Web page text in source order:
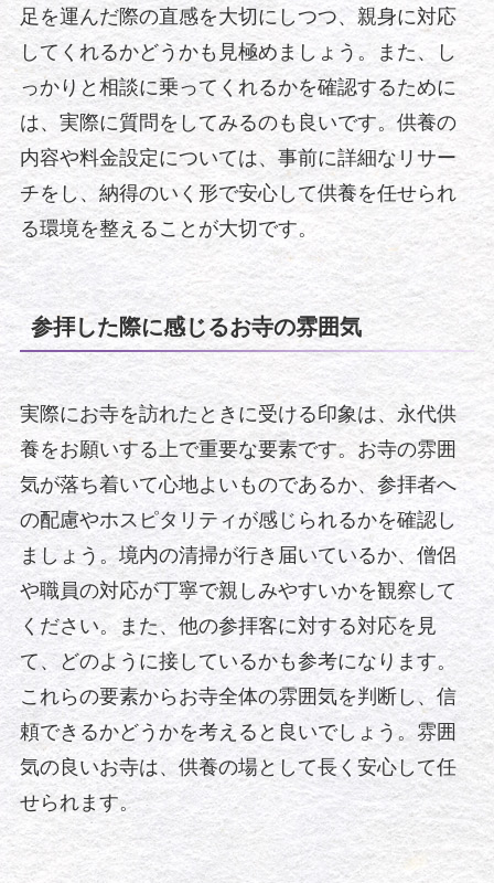
足を運んだ際の直感を大切にしつつ、親身に対応
してくれるかどうかも見極めましょう。また、し
っかりと相談に乗ってくれるかを確認するために
は、実際に質問をしてみるのも良いです。供養の
内容や料金設定については、事前に詳細なリサー
チをし、納得のいく形で安心して供養を任せられ
る環境を整えることが大切です。
参拝した際に感じるお寺の雰囲気
実際にお寺を訪れたときに受ける印象は、永代供
養をお願いする上で重要な要素です。お寺の雰囲
気が落ち着いて心地よいものであるか、参拝者へ
の配慮やホスピタリティが感じられるかを確認し
ましょう。境内の清掃が行き届いているか、僧侶
や職員の対応が丁寧で親しみやすいかを観察して
ください。また、他の参拝客に対する対応を見
て、どのように接しているかも参考になります。
これらの要素からお寺全体の雰囲気を判断し、信
頼できるかどうかを考えると良いでしょう。雰囲
気の良いお寺は、供養の場として長く安心して任
せられます。